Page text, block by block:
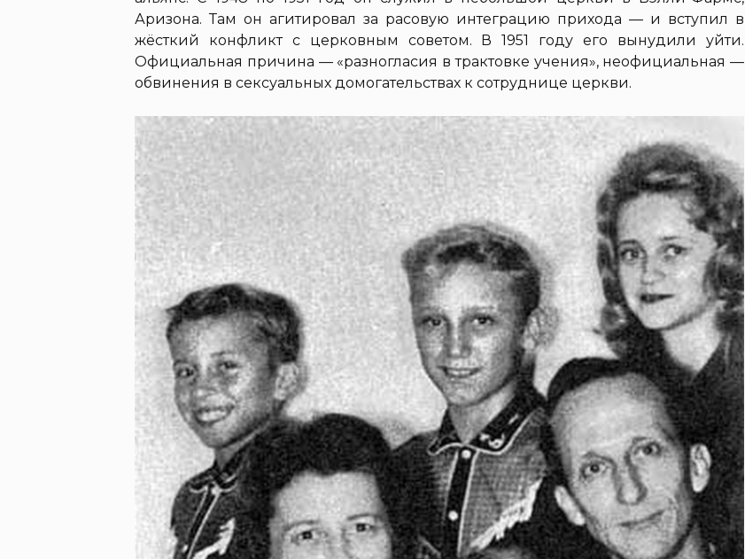
Аризона. Там он агитировал за расовую интеграцию прихода — и вступил в
жёсткий конфликт с церковным советом. В 1951 году его вынудили уйти.
Официальная причина — «разногласия в трактовке учения», неофициальная —
обвинения в сексуальных домогательствах к сотруднице церкви.